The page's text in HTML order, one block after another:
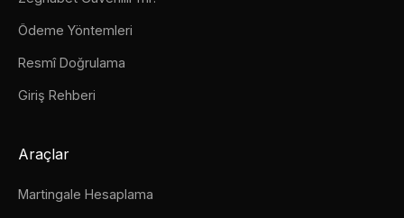
Ödeme Yöntemleri
Resmî Doğrulama
Giriş Rehberi
Araçlar
Martingale Hesaplama